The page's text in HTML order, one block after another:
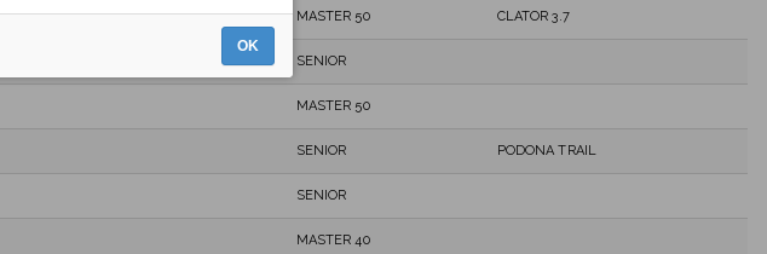
MASTER 50 CLATOR 3.7
SENIOR
MASTER 50
SENIOR PODONA TRAIL
SENIOR
MASTER 40
OK